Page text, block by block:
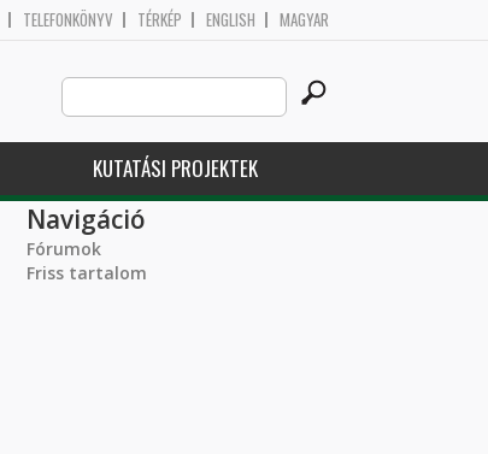
TELEFONKÖNYV TÉRKÉP ENGLISH MAGYAR
Search
this
site
KUTATÁSI PROJEKTEK
Navigáció
Fórumok
Friss tartalom